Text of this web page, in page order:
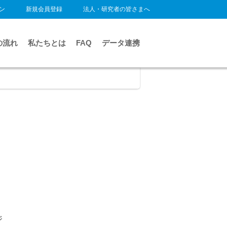
新規会員登録 法人・研究者の皆さまへ
流れ 私たちとは FAQ データ連携